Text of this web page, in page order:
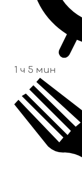
1 ч 5 мин